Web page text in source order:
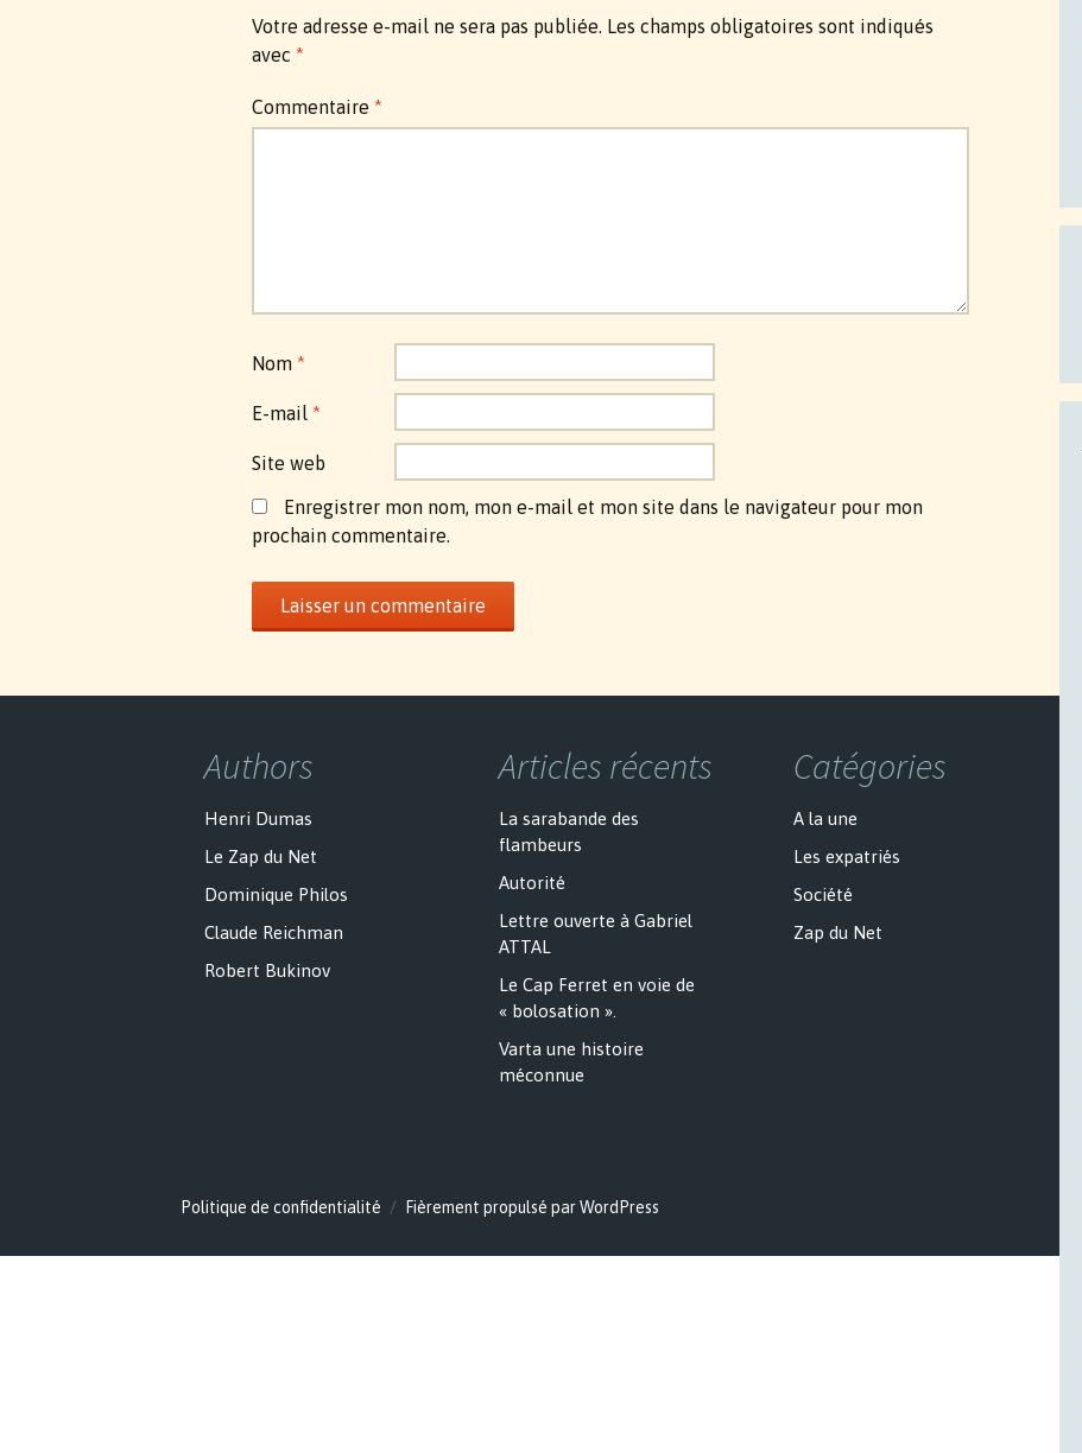
Votre adresse e-mail ne sera pas publiée. Les champs obligatoires sont indiqués
avec *
Commentaire *
Nom *
E-mail *
Site web
Enregistrer mon nom, mon e-mail et mon site dans le navigateur pour mon
prochain commentaire.
Authors
Henri Dumas
Le Zap du Net
Dominique Philos
Claude Reichman
Robert Bukinov
Articles récents
La sarabande des
flambeurs
Autorité
Lettre ouverte à Gabriel
ATTAL
Le Cap Ferret en voie de
« bolosation ».
Varta une histoire
méconnue
Catégories
A la une
Les expatriés
Société
Zap du Net
Politique de confidentialité Fièrement propulsé par WordPress